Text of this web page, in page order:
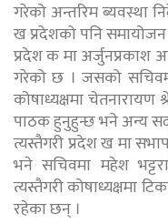
गरेको अन्तरिम ब्यवस्था
ख प्रदेशको पनि
प्रदेश क मा अर्जुनप्रकाश
गरेको छ । जसको
कोषाध्यक्षमा चेतनारायण
पाठक हुनुहुन्छ भने अन्य
त्यस्तैगरी प्रदेश ख मा
भने सचिवमा महेश
त्यस्तैगरी कोषाध्यक्षमा
रहेका छन् ।